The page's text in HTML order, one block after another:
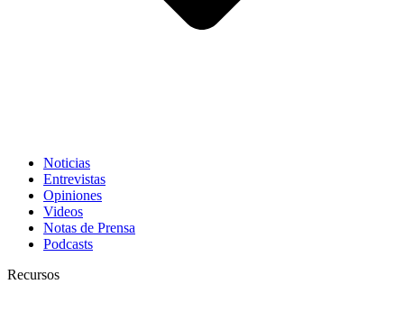
Noticias
Entrevistas
Opiniones
Videos
Notas de Prensa
Podcasts
Recursos